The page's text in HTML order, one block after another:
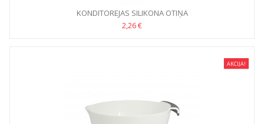
KONDITOREJAS SILIKONA OTIŅA
2,26 €
AKCIJA!